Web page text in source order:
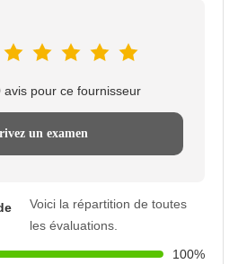
avis pour ce fournisseur
un examen
Voici la répartition de toutes
les évaluations.
100%